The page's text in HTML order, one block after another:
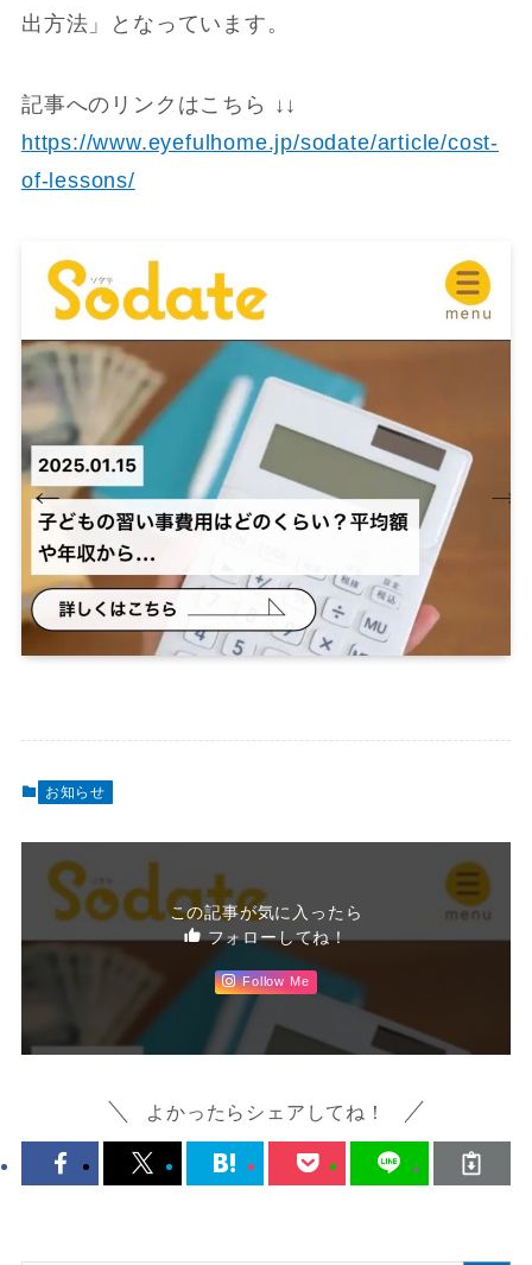
出方法」となっています。
記事へのリンクはこちら ↓↓
https://www.eyefulhome.jp/sodate/article/cost-
of-lessons/
お知らせ
この記事が気に入ったら
フォローしてね！
Follow Me
よかったらシェアしてね！